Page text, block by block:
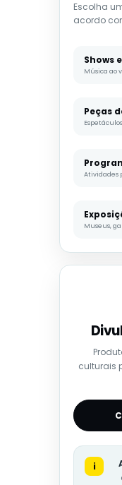
Escolha
acordo
Shows
Música ao
Peças
Atividades
Museus,
culturais
i